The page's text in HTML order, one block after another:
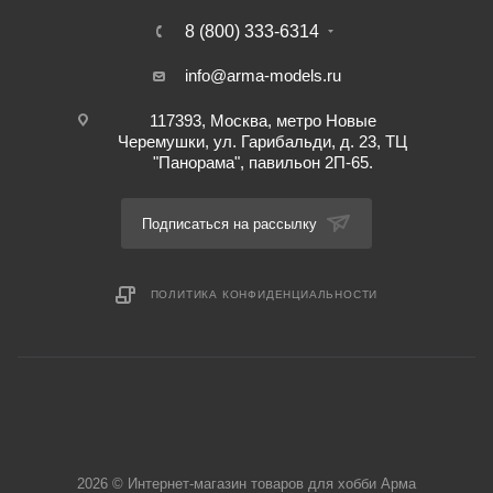
8 (800) 333-6314
info@arma-models.ru
117393, Москва, метро Новые
Черемушки, ул. Гарибальди, д. 23, ТЦ
"Панорама", павильон 2П-65.
Подписаться на рассылку
ПОЛИТИКА КОНФИДЕНЦИАЛЬНОСТИ
2026 © Интернет-магазин товаров для хобби Арма